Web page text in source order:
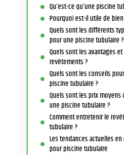
Qu’est-ce qu’une piscine
Pourquoi est-il utile de
Quels sont les différents
pour une piscine tubulaire ?
Quels sont les avantages
revêtements ?
Quels sont les conseils
piscine tubulaire ?
Quels sont les prix
une piscine tubulaire ?
Comment entretenir le
tubulaire ?
Les tendances actuelles
pour piscine tubulaire